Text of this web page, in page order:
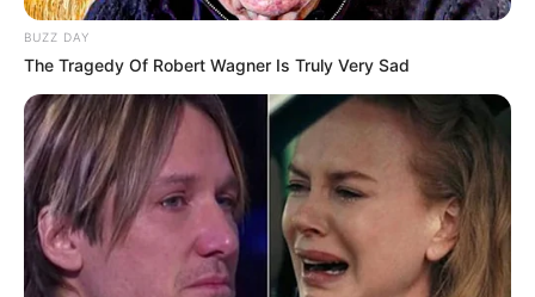
BUZZ DAY
The Tragedy Of Robert Wagner Is Truly Very Sad